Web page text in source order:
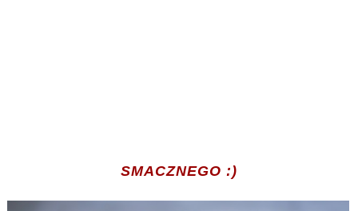
SMACZNEGO :)